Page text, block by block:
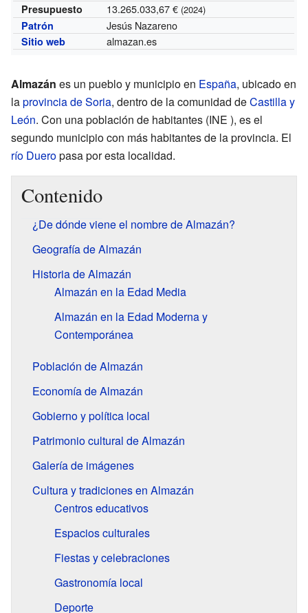
Presupuesto 13.265.033,67 € (2024)
Patrón Jesús Nazareno
Sitio web almazan.es
Almazán es un pueblo y municipio en España, ubicado en
laprovincia de Soria, dentro de la comunidad deCastilla y
León. Con una población de habitantes (INE ), es el
segundo municipio con más habitantes de la provincia. El
río Dueropasa por esta localidad.
Contenido
¿De dónde viene el nombre de Almazán?
Geografía de Almazán
Historia de Almazán
Almazán en la Edad Media
Almazán en la Edad Moderna y
Contemporánea
Población de Almazán
Economía de Almazán
Gobierno y política local
Patrimonio cultural de Almazán
Galería de imágenes
Cultura y tradiciones en Almazán
Centros educativos
Espacios culturales
Fiestas y celebraciones
Gastronomía local
Deporte